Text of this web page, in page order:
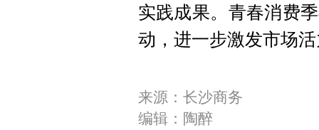
实践成果。青春消费
动，进一步激发市场
来源：长沙商务
编辑：陶醉